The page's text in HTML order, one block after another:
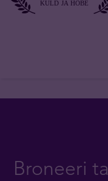
Broneeri